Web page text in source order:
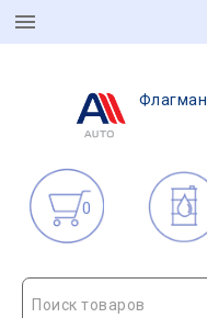
0
Поиск товаров